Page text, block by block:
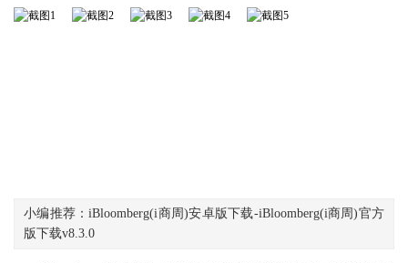
小编推荐：iBloomberg(i商周)安卓版下载-iBloomberg(i商周)官方
版下载v8.3.0